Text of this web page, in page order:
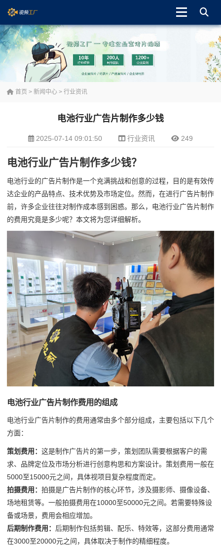
首页 > 新闻中心 > 行业资讯
电池行业广告片制作多少钱
2025-07-14 09:01:50 行业资讯 249
电池行业广告片制作多少钱？
电池行业的广告片制作是一个充满挑战和创意的过程，目的是有效传
达企业的产品特点、技术优势及市场定位。然而，在进行广告片制作
前，许多企业往往对制作成本感到困惑。那么，电池行业广告片制作
的费用究竟是多少呢？本文将为您详细解析。
电池行业广告片制作费用的组成
电池行业广告片制作的费用通常由多个部分组成，主要包括以下几个
方面：
策划费用： 这是制作广告片的第一步，策划团队需要根据客户的需
求、品牌定位及市场分析进行创意构思和方案设计。策划费用一般在
5000至15000元之间，具体视项目复杂程度而定。
拍摄费用： 拍摄是广告片制作的核心环节，涉及摄影师、摄像设备、
场地租赁等。一般拍摄费用在10000至50000元之间。若需要特殊设
备或场景，费用会相应增加。
后期制作费用： 后期制作包括剪辑、配乐、特效等，这部分费用通常
在3000至20000元之间，具体取决于制作的精细程度。